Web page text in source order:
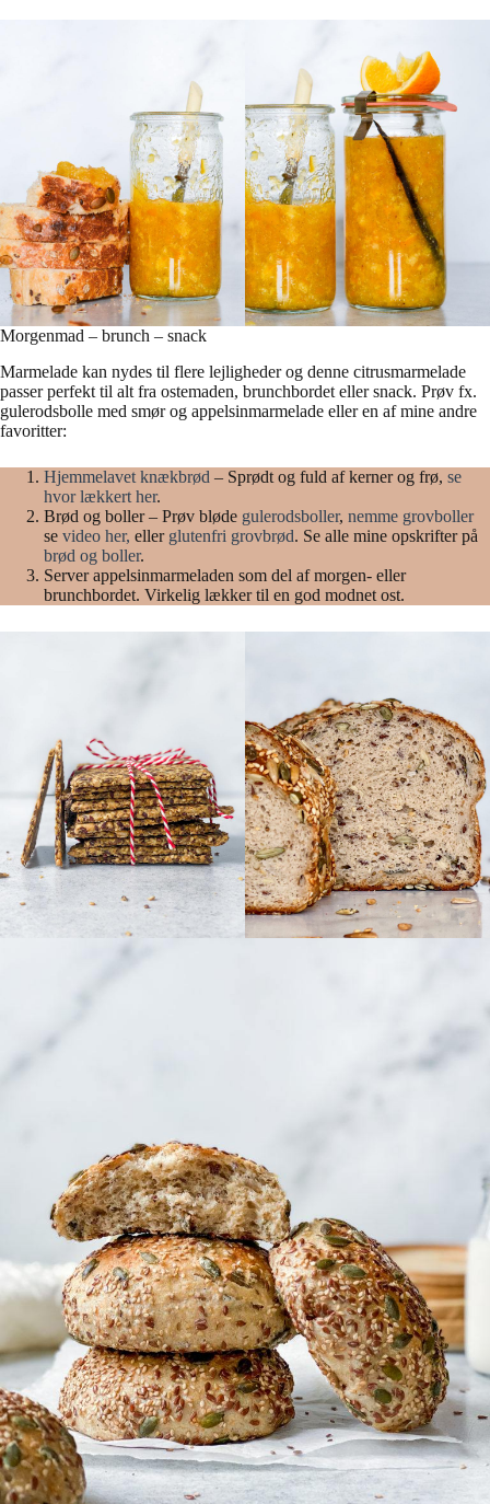
Morgenmad – brunch – snack
Marmelade kan nydes til flere lejligheder og denne citrusmarmelade
passer perfekt til alt fra ostemaden, brunchbordet eller snack. Prøv fx.
gulerodsbolle med smør og appelsinmarmelade eller en af mine andre
favoritter:
Hjemmelavet knækbrød – Sprødt og fuld af kerner og frø, se
hvor lækkert her.
Brød og boller – Prøv bløde gulerodsboller, nemme grovboller
se video her, eller glutenfri grovbrød. Se alle mine opskrifter på
brød og boller.
Server appelsinmarmeladen som del af morgen- eller
brunchbordet. Virkelig lækker til en god modnet ost.